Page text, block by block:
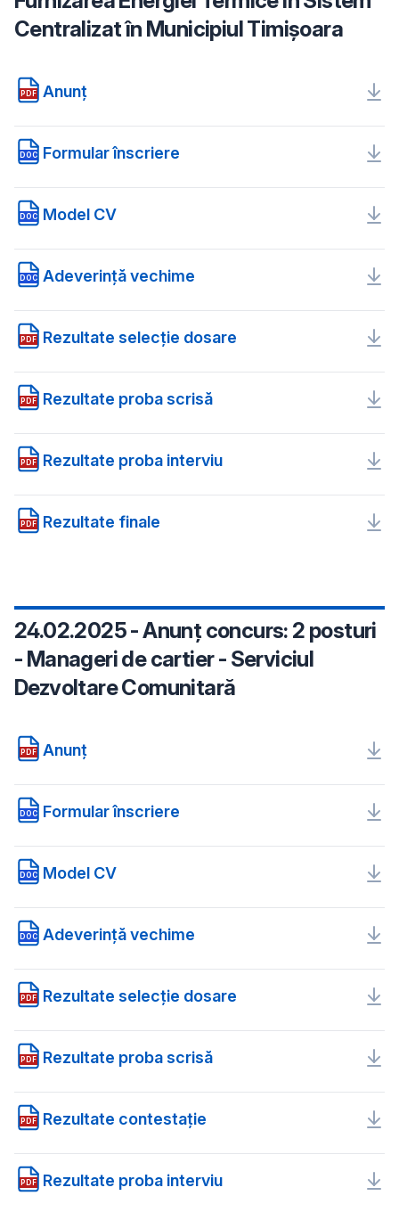
Centralizat în Municipiul Timișoara
PDF Anunț
DOC Formular înscriere
DOC Model CV
DOC Adeverință vechime
PDF Rezultate selecție dosare
PDF Rezultate proba scrisă
PDF Rezultate proba interviu
PDF Rezultate finale
24.02.2025 - Anunț concurs: 2 posturi
- Manageri de cartier - Serviciul
Dezvoltare Comunitară
PDF Anunț
DOC Formular înscriere
DOC Model CV
DOC Adeverință vechime
PDF Rezultate selecție dosare
PDF Rezultate proba scrisă
PDF Rezultate contestaţie
PDF Rezultate proba interviu